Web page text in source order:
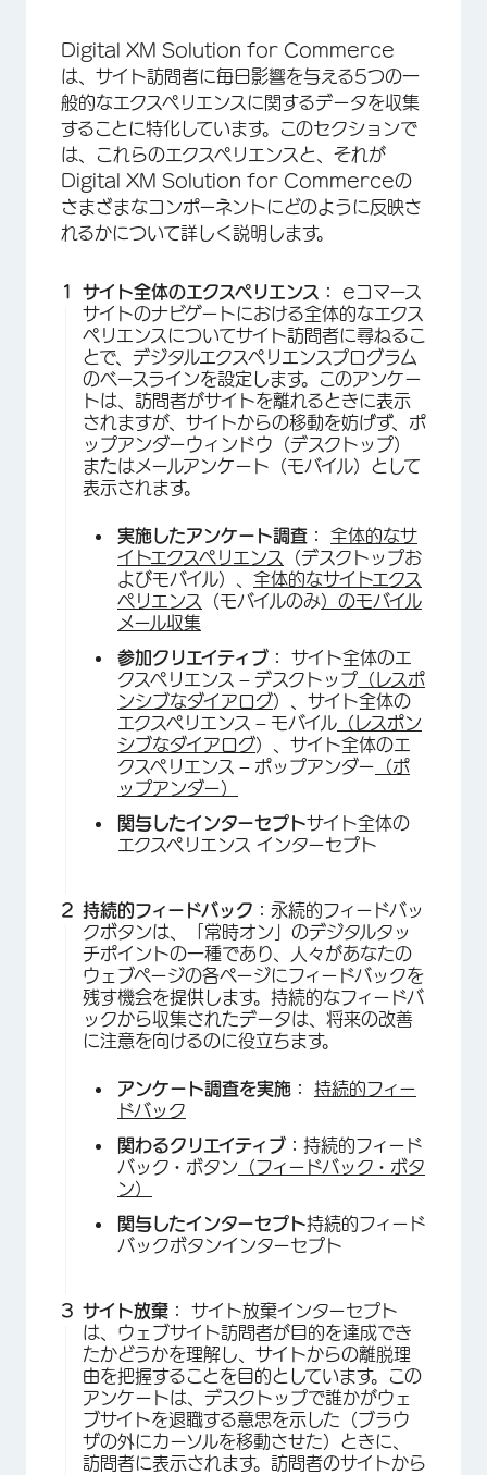
Digital XM Solution for Commerce
は、サイト訪問者に毎日影響を与える5つの一
般的なエクスペリエンスに関するデータを収集
することに特化しています。このセクションで
は、これらのエクスペリエンスと、それが
Digital XM Solution for Commerceの
さまざまなコンポーネントにどのように反映さ
れるかについて詳しく説明します。
サイト全体のエクスペリエンス： eコマース
サイトのナビゲートにおける全体的なエクス
ペリエンスについてサイト訪問者に尋ねるこ
とで、デジタルエクスペリエンスプログラム
のベースラインを設定します。このアンケー
トは、訪問者がサイトを離れるときに表示
されますが、サイトからの移動を妨げず、ポ
ップアンダーウィンドウ（デスクトップ）
またはメールアンケート（モバイル）として
表示されます。
実施したアンケート調査：
全体的なサ
イトエクスペリエンス
（デスクトップお
よびモバイル）、 全体的なサイトエクス
ペリエンス
（モバイルのみ）のモバイル
メール収集
参加クリエイティブ： サイト全体のエ
クスペリエンス – デスクトップ （レスポ
ンシブなダイアログ）、サイト全体の
エクスペリエンス – モバイル （レスポン
シブなダイアログ）、サイト全体のエ
クスペリエンス – ポップアンダー （ポ
ップアンダー）
関与したインターセプトサイト全体の
エクスペリエンス インターセプト
持続的フィードバック： 永続的フィードバッ
クボタンは、「常時オン」のデジタルタッ
チポイントの一種であり、人々があなたの
ウェブページの各ページにフィードバックを
残す機会を提供します。持続的なフィードバ
ックから収集されたデータは、将来の改善
に注意を向けるのに役立ちます。
アンケート調査を実施：
持続的フィー
ドバック
関わるクリエイティブ： 持続的フィード
バック・ボタン （フィードバック・ボタ
ン）
関与したインターセプト持続的フィード
バックボタンインターセプト
サイト放棄： サイト放棄インターセプト
は、ウェブサイト訪問者が目的を達成でき
たかどうかを理解し、サイトからの離脱理
由を把握することを目的としています。この
アンケートは、デスクトップで誰かがウェ
ブサイトを退職する意思を示した（ブラウ
ザの外にカーソルを移動させた）ときに、
訪問者に表示されます。訪問者のサイトから